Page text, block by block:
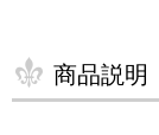
商品説明